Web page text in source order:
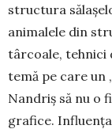
struc­tura
animalele din
târcoale, tehnici
temă pe care un
Nan­­driș să nu o
grafice.